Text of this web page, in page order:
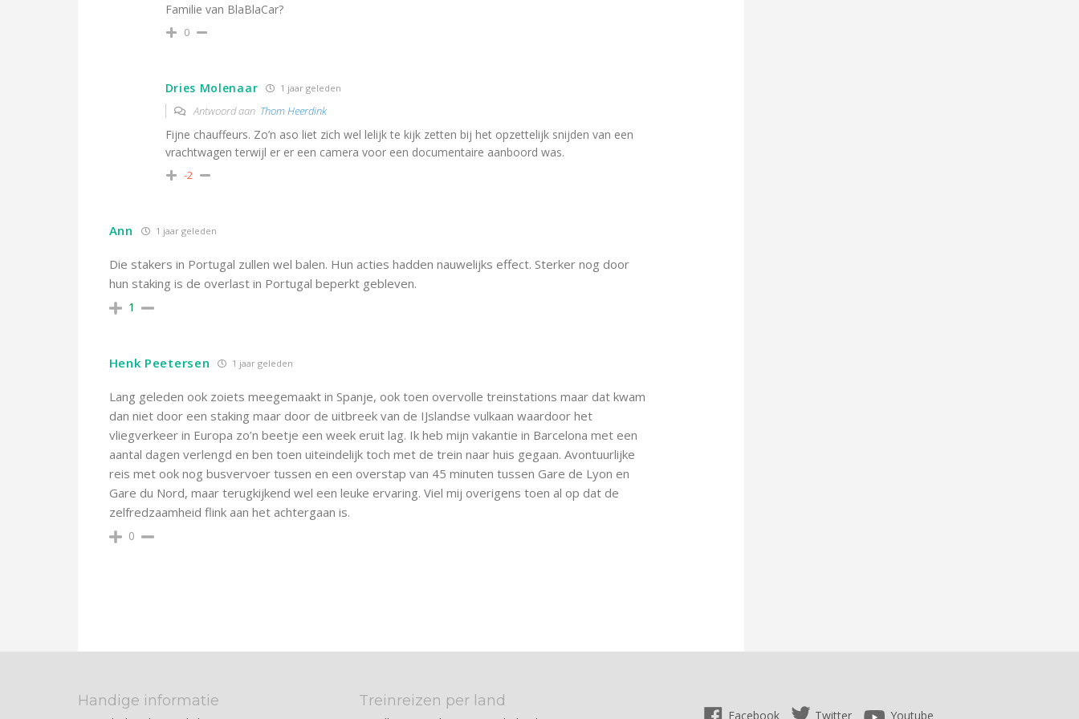
Familie van BlaBlaCar?
0
Dries Molenaar 1 jaar geleden
Antwoord aan Thom Heerdink
Fijne chauffeurs. Zo’n aso liet zich wel lelijk te kijk zetten bij het opzettelijk snijden van een
vrachtwagen terwijl er er een camera voor een documentaire aanboord was.
-2
Ann 1 jaar geleden
Die stakers in Portugal zullen wel balen. Hun acties hadden nauwelijks effect. Sterker nog door
hun staking is de overlast in Portugal beperkt gebleven.
1
Henk Peetersen 1 jaar geleden
Lang geleden ook zoiets meegemaakt in Spanje, ook toen overvolle treinstations maar dat kwam
dan niet door een staking maar door de uitbreek van de IJslandse vulkaan waardoor het
vliegverkeer in Europa zo’n beetje een week eruit lag. Ik heb mijn vakantie in Barcelona met een
aantal dagen verlengd en ben toen uiteindelijk toch met de trein naar huis gegaan. Avontuurlijke
reis met ook nog busvervoer tussen en een overstap van 45 minuten tussen Gare de Lyon en
Gare du Nord, maar terugkijkend wel een leuke ervaring. Viel mij overigens toen al op dat de
zelfredzaamheid flink aan het achtergaan is.
0
Handige informatie Treinreizen per land
Facebook Twitter Youtube